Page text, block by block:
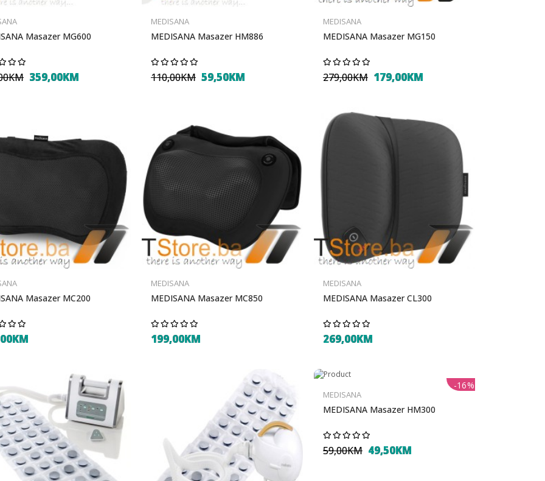
Masazer MG600
359,00KM
MEDISANA
MEDISANA Masazer HM886
110,00KM 59,50KM
MEDISANA
MEDISANA Masazer MG150
279,00KM 179,00KM
Masazer MC200
MEDISANA
MEDISANA Masazer MC850
199,00KM
MEDISANA
MEDISANA Masazer CL300
269,00KM
-16%
MEDISANA
MEDISANA Masazer HM300
59,00KM 49,50KM